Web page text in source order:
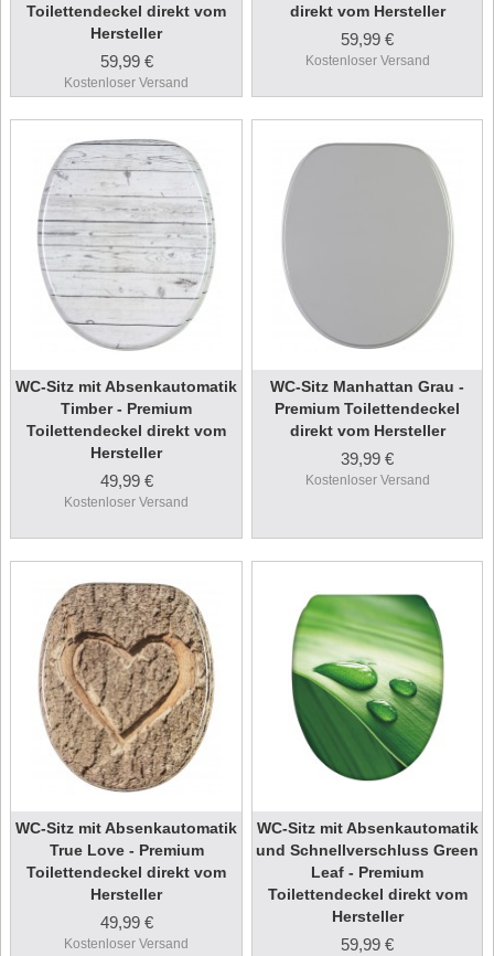
Toilettendeckel direkt vom
Hersteller
59,99 €
Kostenloser Versand
direkt vom Hersteller
59,99 €
Kostenloser Versand
WC-Sitz mit Absenkautomatik
Timber - Premium
Toilettendeckel direkt vom
Hersteller
49,99 €
Kostenloser Versand
WC-Sitz Manhattan Grau -
Premium Toilettendeckel
direkt vom Hersteller
39,99 €
Kostenloser Versand
WC-Sitz mit Absenkautomatik
True Love - Premium
Toilettendeckel direkt vom
Hersteller
49,99 €
Kostenloser Versand
WC-Sitz mit Absenkautomatik
und Schnellverschluss Green
Leaf - Premium
Toilettendeckel direkt vom
Hersteller
59,99 €